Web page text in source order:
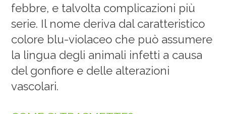
febbre, e talvolta complicazioni più
serie. Il nome deriva dal caratteristico
colore blu-violaceo che può assumere
la lingua degli animali infetti a causa
del gonfiore e delle alterazioni
vascolari.